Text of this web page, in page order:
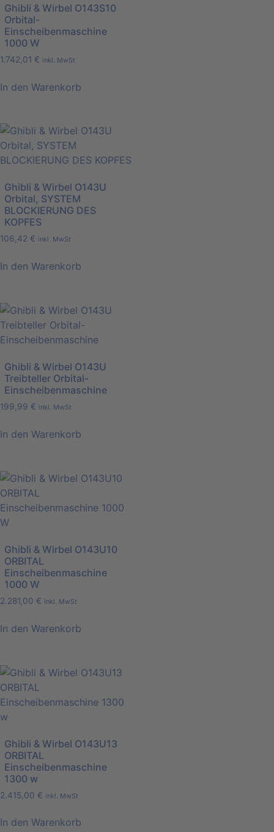
Ghibli & Wirbel O143S10
Orbital-
Einscheibenmaschine
1000 W
1.742,01 € inkl. MwSt
In den Warenkorb
Ghibli & Wirbel O143U
Orbital, SYSTEM
BLOCKIERUNG DES
KOPFES
106,42 € inkl. MwSt
In den Warenkorb
Ghibli & Wirbel O143U
Treibteller Orbital-
Einscheibenmaschine
199,99 € inkl. MwSt
In den Warenkorb
Ghibli & Wirbel O143U10
ORBITAL
Einscheibenmaschine
1000 W
2.281,00 € inkl. MwSt
In den Warenkorb
Ghibli & Wirbel O143U13
ORBITAL
Einscheibenmaschine
1300 w
2.415,00 € inkl. MwSt
In den Warenkorb